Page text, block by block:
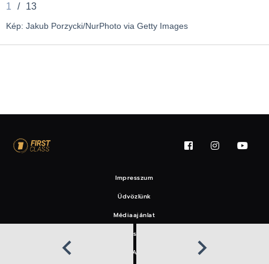
1 / 13
Kép: Jakub Porzycki/NurPhoto via Getty Images
Impresszum
Üdvözlünk
Médiaajánlat
Felhasználási feltételek
EAT